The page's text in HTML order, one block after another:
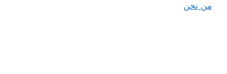
من نحن